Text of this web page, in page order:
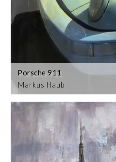
Markus Haub
Porsche 911